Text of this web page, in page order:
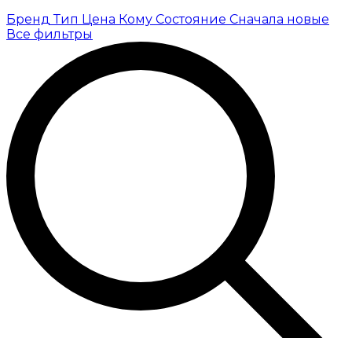
Бренд Тип Цена Кому Состояние Сначала новые
Все фильтры